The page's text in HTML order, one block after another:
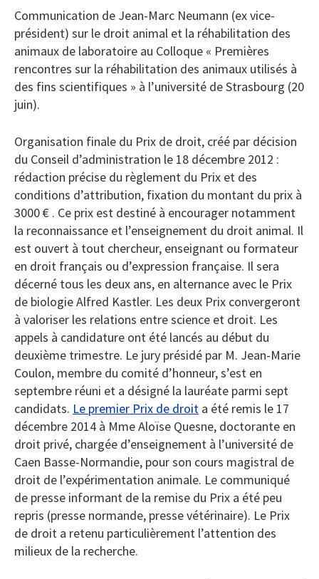
Communication de Jean-Marc Neumann (ex vice-
président) sur le droit animal et la réhabilitation des
animaux de laboratoire au Colloque « Premières
rencontres sur la réhabilitation des animaux utilisés à
des fins scientifiques » à l’université de Strasbourg (20
juin).
Organisation finale du Prix de droit, créé par décision
du Conseil d’administration le 18 décembre 2012 :
rédaction précise du règlement du Prix et des
conditions d’attribution, fixation du montant du prix à
3000 € . Ce prix est destiné à encourager notamment
la reconnaissance et l’enseignement du droit animal. Il
est ouvert à tout chercheur, enseignant ou formateur
en droit français ou d’expression française. Il sera
décerné tous les deux ans, en alternance avec le Prix
de biologie Alfred Kastler. Les deux Prix convergeront
à valoriser les relations entre science et droit. Les
appels à candidature ont été lancés au début du
deuxième trimestre. Le jury présidé par M. Jean-Marie
Coulon, membre du comité d’honneur, s’est en
septembre réuni et a désigné la lauréate parmi sept
candidats. Le premier Prix de droit a été remis le 17
décembre 2014 à Mme Aloïse Quesne, doctorante en
droit privé, chargée d’enseignement à l’université de
Caen Basse-Normandie, pour son cours magistral de
droit de l’expérimentation animale. Le communiqué
de presse informant de la remise du Prix a été peu
repris (presse normande, presse vétérinaire). Le Prix
de droit a retenu particulièrement l’attention des
milieux de la recherche.